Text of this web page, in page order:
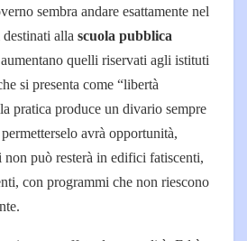
sembra andare esattamente nel
alla scuola pubblica
quelli riservati agli istituti
si presenta come “libertà
pratica produce un divario sempre
avrà opportunità,
non può resterà in edifici fatiscenti,
con programmi che non riescono